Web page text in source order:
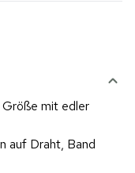
mit edler
auf Draht, Band